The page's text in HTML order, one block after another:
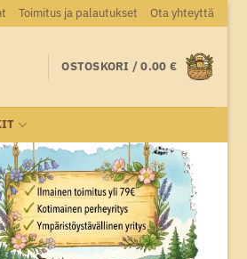
Toimitus ja palautukset Ota yhteyttä
OSTOSKORI /0.00 €